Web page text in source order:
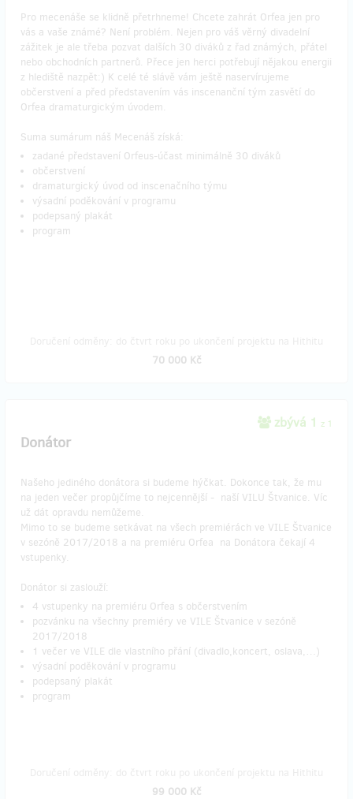
Pro mecenáše se klidně přetrhneme! Chcete zahrát Orfea jen pro
vás a vaše známé? Není problém. Nejen pro váš věrný divadelní
zážitek je ale třeba pozvat dalších 30 diváků z řad známých, přátel
nebo obchodních partnerů. Přece jen herci potřebují nějakou energii
z hlediště nazpět:) K celé té slávě vám ještě naservírujeme
občerstvení a před představením vás inscenanční tým zasvětí do
Orfea dramaturgickým úvodem.
Suma sumárum náš Mecenáš získá:
zadané představení Orfeus-účast minimálně 30 diváků
občerstvení
dramaturgický úvod od inscenačního týmu
výsadní poděkování v programu
podepsaný plakát
program
70 000 Kč
zbývá 1 z 1
Donátor
Našeho jediného donátora si budeme hýčkat. Dokonce tak, že mu
na jeden večer propůjčíme to nejcennější - naší VILU Štvanice. Víc
už dát opravdu nemůžeme.
Mimo to se budeme setkávat na všech premiérách ve VILE Štvanice
v sezóně 2017/2018 a na premiéru Orfea na Donátora čekají 4
vstupenky.
Donátor si zaslouží:
4 vstupenky na premiéru Orfea s občerstvením
pozvánku na všechny premiéry ve VILE Štvanice v sezóně
2017/2018
1 večer ve VILE dle vlastního přání (divadlo,koncert, oslava,…)
výsadní poděkování v programu
podepsaný plakát
program
99 000 Kč